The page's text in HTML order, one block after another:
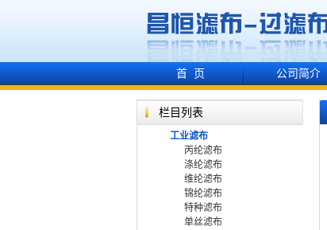
首 页 公司简介
栏目列表
工业滤布
丙纶滤布
涤纶滤布
维纶滤布
锦纶滤布
特种滤布
单丝滤布